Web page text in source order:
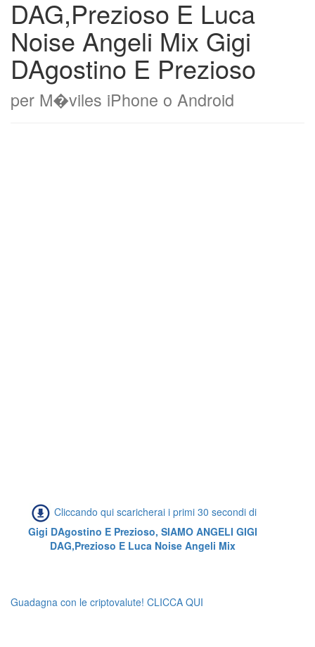
DAG,Prezioso E Luca
Noise Angeli Mix Gigi
DAgostino E Prezioso
per M�viles iPhone o Android
Cliccando qui scaricherai i primi 30 secondi di
Gigi DAgostino E Prezioso, SIAMO ANGELI GIGI
DAG,Prezioso E Luca Noise Angeli Mix
Guadagna con le criptovalute! CLICCA QUI